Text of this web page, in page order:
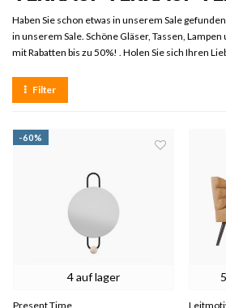
Haben Sie schon etwas in unserem Sale
in unserem Sale. Schöne Gläser, Tassen,
mit Rabatten bis zu 50%! . Holen Sie sich Ihren
Filter
-60%
4 auf lager
Present Time